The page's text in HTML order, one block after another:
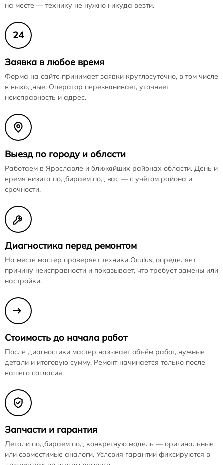
на месте — технику не нужно никуда везти.
24
Заявка в любое время
Форма на сайте принимает заявки круглосуточно, в том числе
в выходные. Оператор перезванивает, уточняет
неисправность и адрес.
Выезд по городу и области
Работаем в Ярославле и ближайших районах области. День и
время визита подбираем под вас — с учётом района и
срочности.
Диагностика перед ремонтом
На месте мастер проверяет техники Oculus, определяет
причину неисправности и показывает, что требует замены или
настройки.
Стоимость до начала работ
После диагностики мастер называет объём работ, нужные
детали и итоговую сумму. Ремонт начинается только после
вашего согласия.
Запчасти и гарантия
Детали подбираем под конкретную модель — оригинальные
или совместимые аналоги. Условия гарантии фиксируются в